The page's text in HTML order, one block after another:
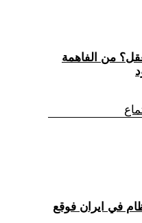
من الفاهمة
في ايران فوقع